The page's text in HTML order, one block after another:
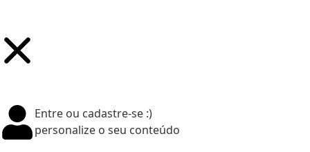
Entre ou cadastre-se :)
personalize o seu conteúdo